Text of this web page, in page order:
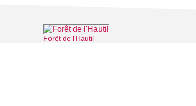
Forêt de l'Hautil